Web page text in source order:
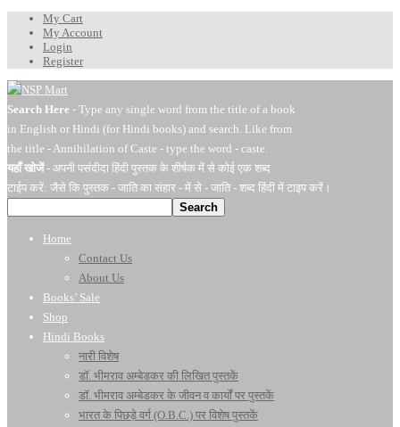
My Cart
My Account
Login
Register
Search Here - Type any single word from the title of a book
in English or Hindi (for Hindi books) and search. Like from
the title - Annihilation of Caste - type the word - caste.
यहाँ खोजें- अपनी पसंदीदा हिंदी पुस्तक के शीर्षक में से कोई एक शब्द
टाईप करें: जैसे कि पुस्तक - जाति का संहार - में से - जाति - शब्द हिंदी में टाइप करें।
Search
Home
Contact Us
About Us
Books’ Sale
Shop
Hindi Books
नारी विशेष
डॉ. भीमराव अम्बेडकर की लिखित पुस्तकें
डॉ. भीमराव अम्बेडकर के जीवन व कार्यों पर पुस्तकें
भारत के पिछड़े वर्ग (O.B.C.) पर विशेष पुस्तकें